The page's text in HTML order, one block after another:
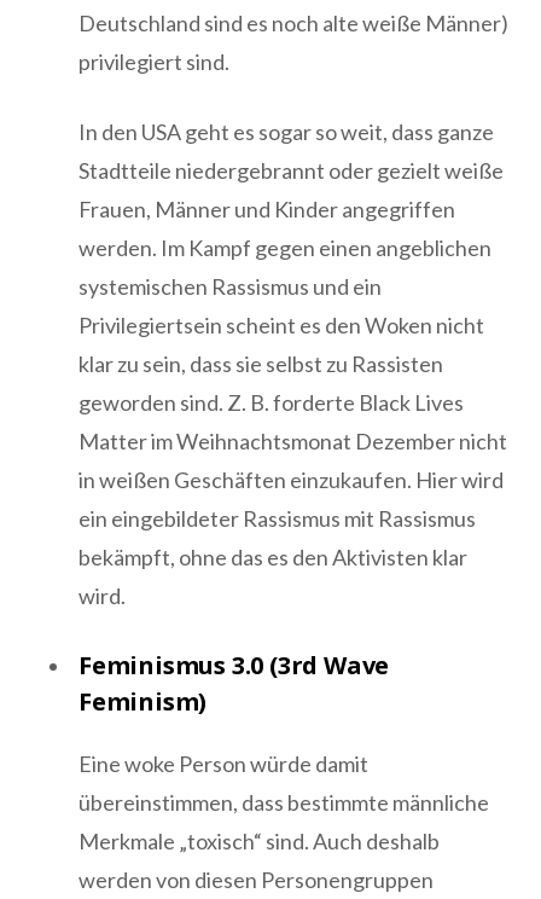
Deutschland sind es noch alte weiße Männer)
privilegiert sind.
In den USA geht es sogar so weit, dass ganze
Stadtteile niedergebrannt oder gezielt weiße
Frauen, Männer und Kinder angegriffen
werden. Im Kampf gegen einen angeblichen
systemischen Rassismus und ein
Privilegiertsein scheint es den Woken nicht
klar zu sein, dass sie selbst zu Rassisten
geworden sind. Z. B. forderte Black Lives
Matter im Weihnachtsmonat Dezember nicht
in weißen Geschäften einzukaufen. Hier wird
ein eingebildeter Rassismus mit Rassismus
bekämpft, ohne das es den Aktivisten klar
wird.
Feminismus 3.0 (3rd Wave
Feminism)
Eine woke Person würde damit
übereinstimmen, dass bestimmte männliche
Merkmale „toxisch“ sind. Auch deshalb
werden von diesen Personengruppen